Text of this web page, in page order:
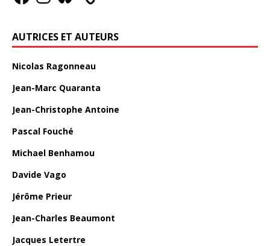
AUTRICES ET AUTEURS
Nicolas Ragonneau
Jean-Marc Quaranta
Jean-Christophe Antoine
Pascal Fouché
Michael Benhamou
Davide Vago
Jérôme Prieur
Jean-Charles Beaumont
Jacques Letertre